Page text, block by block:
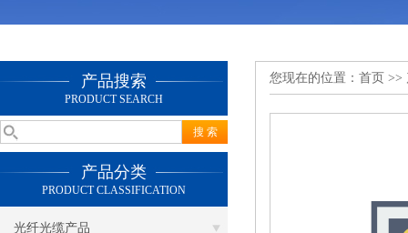
产品搜索
PRODUCT SEARCH
产品分类
PRODUCT CLASSIFICATION
光纤光缆产品
您现在的位置： 首页 >>